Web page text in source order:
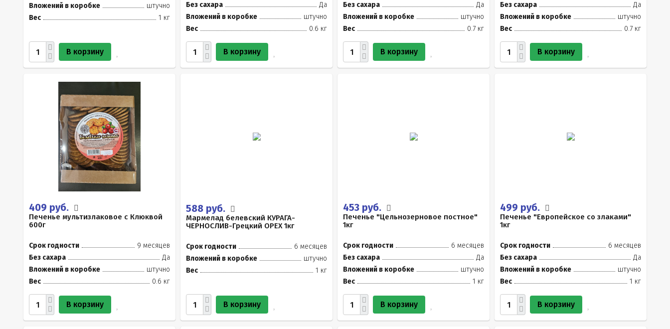
Вложений в коробке
штучно
Вес
1 кг
В корзину
Без сахара
Да
Вложений в коробке
штучно
Вес
0.6 кг
В корзину
Без сахара
Да
Вложений в коробке
штучно
Вес
0.7 кг
В корзину
Без сахара
Да
Вложений в коробке
штучно
Вес
0.7 кг
В корзину
409 руб.
Печенье мультизлаковое с Клюквой
600г
Срок годности
9 месяцев
Без сахара
Да
Вложений в коробке
штучно
Вес
0.6 кг
В корзину
588 руб.
Мармелад белевский КУРАГА-
ЧЕРНОСЛИВ-Грецкий ОРЕХ 1кг
Срок годности
6 месяцев
Вложений в коробке
штучно
Вес
1 кг
В корзину
453 руб.
Печенье "Цельнозерновое постное"
1кг
Срок годности
6 месяцев
Без сахара
Да
Вложений в коробке
штучно
Вес
1 кг
В корзину
499 руб.
Печенье "Европейское со злаками"
1кг
Срок годности
6 месяцев
Без сахара
Да
Вложений в коробке
штучно
Вес
1 кг
В корзину